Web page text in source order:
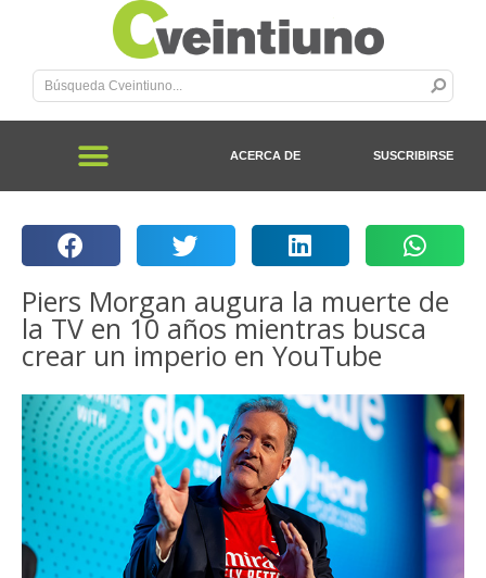
ACERCA DE SUSCRIBIRSE
Piers Morgan augura la muerte de
la TV en 10 años mientras busca
crear un imperio en YouTube